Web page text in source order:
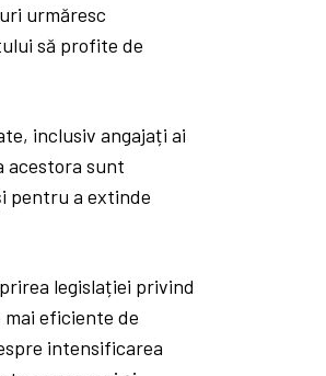
urmăresc
să profite de
inclusiv angajați ai
acestora sunt
pentru a extinde
legislației privind
eficiente de
intensificarea